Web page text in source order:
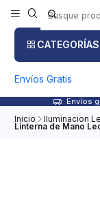
CATEGORÍAS
Envíos Gratis
Envíos
Inicio Iluminacion
Linterna de Mano